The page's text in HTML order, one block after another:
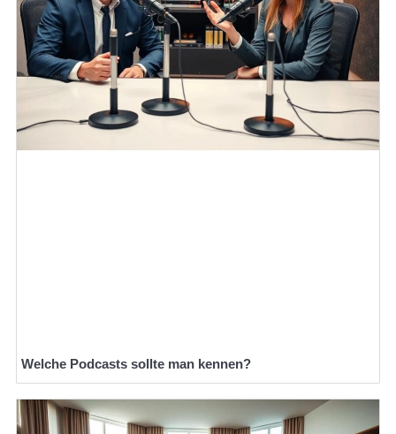
Welche Podcasts sollte man kennen?